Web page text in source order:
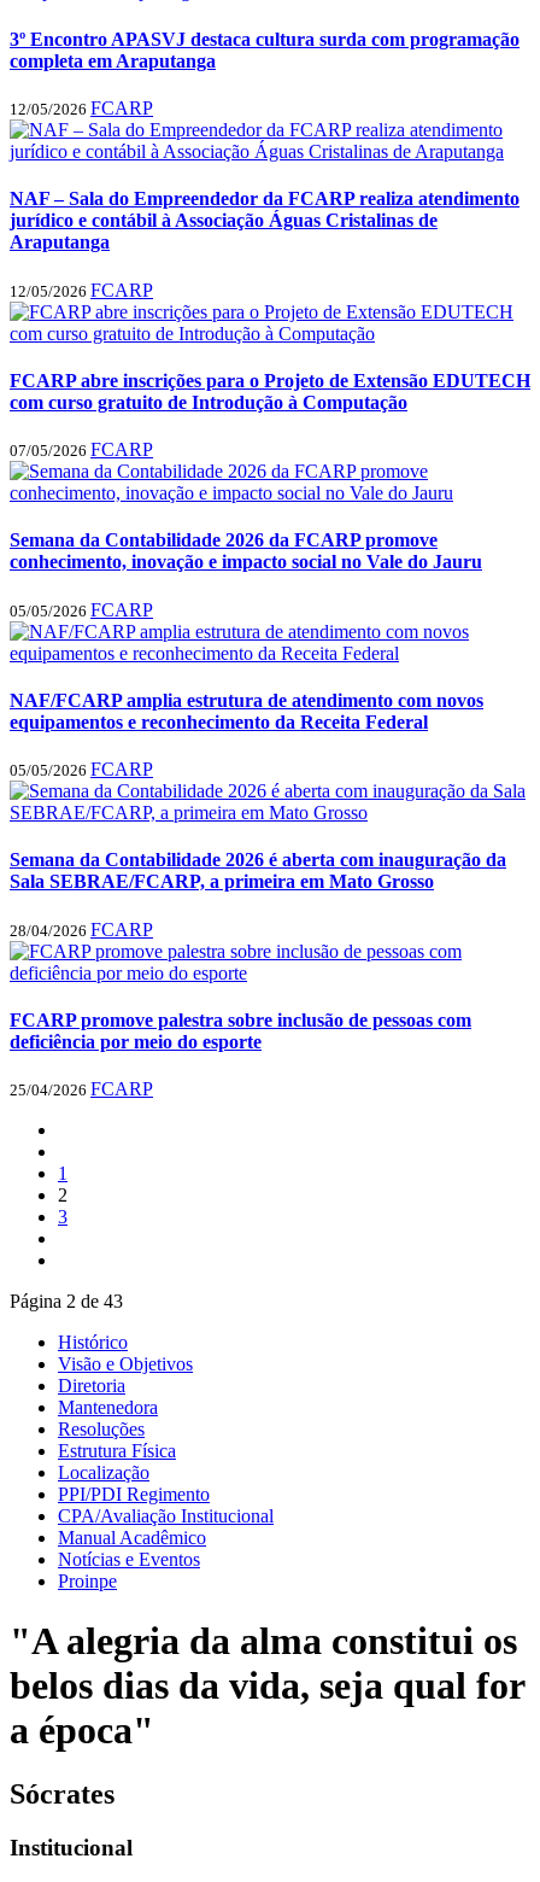
3º Encontro APASVJ destaca cultura surda com programação
completa em Araputanga
12/05/2026 FCARP
NAF – Sala do Empreendedor da FCARP realiza atendimento
jurídico e contábil à Associação Águas Cristalinas de
Araputanga
12/05/2026 FCARP
FCARP abre inscrições para o Projeto de Extensão EDUTECH
com curso gratuito de Introdução à Computação
07/05/2026 FCARP
Semana da Contabilidade 2026 da FCARP promove
conhecimento, inovação e impacto social no Vale do Jauru
05/05/2026 FCARP
NAF/FCARP amplia estrutura de atendimento com novos
equipamentos e reconhecimento da Receita Federal
05/05/2026 FCARP
Semana da Contabilidade 2026 é aberta com inauguração da
Sala SEBRAE/FCARP, a primeira em Mato Grosso
28/04/2026 FCARP
FCARP promove palestra sobre inclusão de pessoas com
deficiência por meio do esporte
25/04/2026 FCARP
1
2
3
Página 2 de 43
Histórico
Visão e Objetivos
Diretoria
Mantenedora
Resoluções
Estrutura Física
Localização
PPI/PDI Regimento
CPA/Avaliação Institucional
Manual Acadêmico
Notícias e Eventos
Proinpe
"A alegria da alma constitui os
belos dias da vida, seja qual for
a época"
Sócrates
Institucional